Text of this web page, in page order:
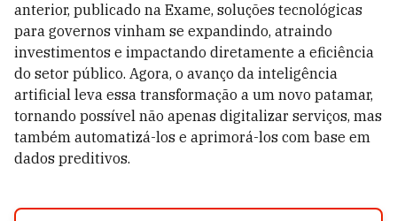
anterior, publicado na Exame, soluções tecnológicas
para governos vinham se expandindo, atraindo
investimentos e impactando diretamente a eficiência
do setor público. Agora, o avanço da inteligência
artificial leva essa transformação a um novo patamar,
tornando possível não apenas digitalizar serviços, mas
também automatizá-los e aprimorá-los com base em
dados preditivos.